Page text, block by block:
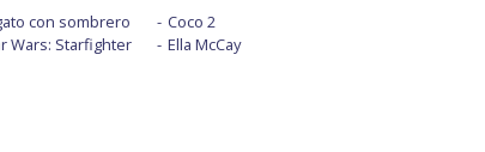
con sombrero
Wars: Starfighter
Coco 2
Ella McCay